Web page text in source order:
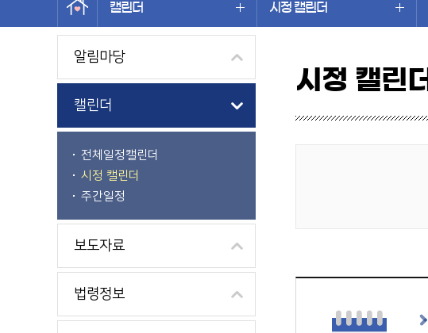
캘린더 시정 캘린더
왼쪽메뉴
알림마당
캘린더
전체일정캘린더
시정 캘린더
주간일정
보도자료
법령정보
시정 캘린더